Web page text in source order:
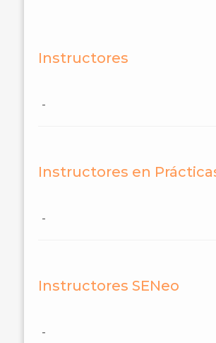
Instructores
-
Instructores en
-
Instructores SENeo
-